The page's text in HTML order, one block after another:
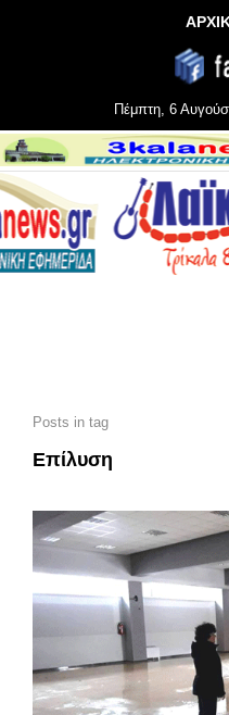
Πέμπτη, 6
Posts in tag
Επίλυση